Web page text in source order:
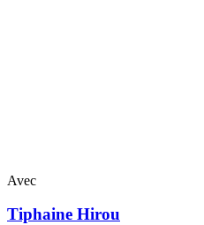
Avec
Tiphaine Hirou